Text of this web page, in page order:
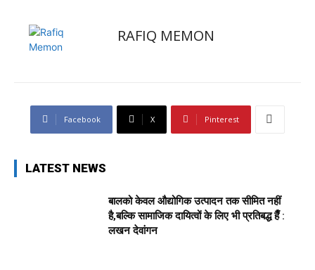
RAFIQ MEMON
Facebook X Pinterest
LATEST NEWS
बालको केवल औद्योगिक उत्पादन तक सीमित नहीं
है,बल्कि सामाजिक दायित्वों के लिए भी प्रतिबद्ध हैँ :
लखन देवांगन